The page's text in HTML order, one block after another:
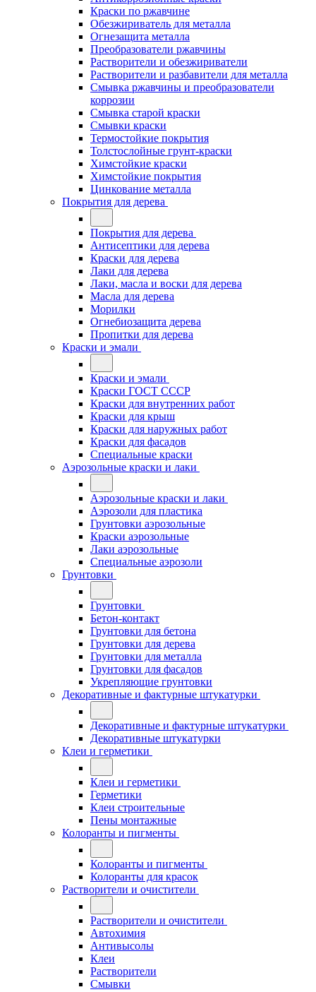
Краски по ржавчине
Обезжириватель для металла
Огнезащита металла
Преобразователи ржавчины
Растворители и обезжириватели
Растворители и разбавители для металла
Смывка ржавчины и преобразователи
коррозии
Смывка старой краски
Смывки краски
Термостойкие покрытия
Толстослойные грунт-краски
Химстойкие краски
Химстойкие покрытия
Цинкование металла
Покрытия для дерева
Покрытия для дерева
Антисептики для дерева
Краски для дерева
Лаки для дерева
Лаки, масла и воски для дерева
Масла для дерева
Морилки
Огнебиозащита дерева
Пропитки для дерева
Краски и эмали
Краски и эмали
Краски ГОСТ СССР
Краски для внутренних работ
Краски для крыш
Краски для наружных работ
Краски для фасадов
Специальные краски
Аэрозольные краски и лаки
Аэрозольные краски и лаки
Аэрозоли для пластика
Грунтовки аэрозольные
Краски аэрозольные
Лаки аэрозольные
Специальные аэрозоли
Грунтовки
Грунтовки
Бетон-контакт
Грунтовки для бетона
Грунтовки для дерева
Грунтовки для металла
Грунтовки для фасадов
Укрепляющие грунтовки
Декоративные и фактурные штукатурки
Декоративные и фактурные штукатурки
Декоративные штукатурки
Клеи и герметики
Клеи и герметики
Герметики
Клеи строительные
Пены монтажные
Колоранты и пигменты
Колоранты и пигменты
Колоранты для красок
Растворители и очистители
Растворители и очистители
Автохимия
Антивысолы
Клеи
Растворители
Смывки